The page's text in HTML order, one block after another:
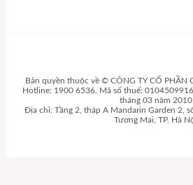
Bản quyền thuộc về © CÔNG TY CỔ PHẦN
Hotline: 1900 6536. Mã số thuế:
tháng 03 năm 2010.
Địa chỉ: Tầng 2, tháp A Mandarin Garden 2,
Tương Mai, TP. Hà